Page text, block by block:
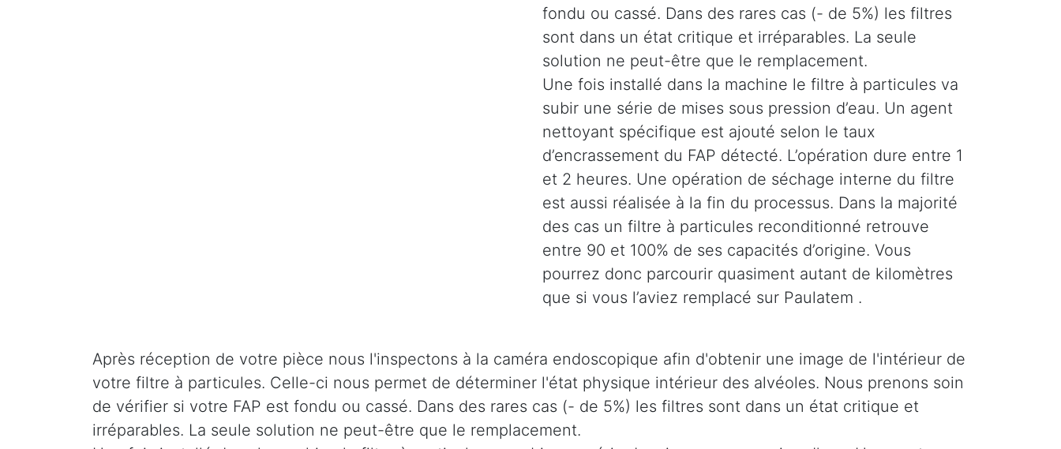
fondu ou cassé. Dans des rares cas (- de 5%) les filtres
sont dans un état critique et irréparables. La seule
solution ne peut-être que le remplacement.
Une fois installé dans la machine le filtre à particules va
subir une série de mises sous pression d’eau. Un agent
nettoyant spécifique est ajouté selon le taux
d’encrassement du FAP détecté. L’opération dure entre 1
et 2 heures. Une opération de séchage interne du filtre
est aussi réalisée à la fin du processus. Dans la majorité
des cas un filtre à particules reconditionné retrouve
entre 90 et 100% de ses capacités d’origine. Vous
pourrez donc parcourir quasiment autant de kilomètres
que si vous l’aviez remplacé sur Paulatem .
Après réception de votre pièce nous l'inspectons à la caméra endoscopique afin d'obtenir une image de l'intérieur de
votre filtre à particules. Celle-ci nous permet de déterminer l'état physique intérieur des alvéoles. Nous prenons soin
de vérifier si votre FAP est fondu ou cassé. Dans des rares cas (- de 5%) les filtres sont dans un état critique et
irréparables. La seule solution ne peut-être que le remplacement.